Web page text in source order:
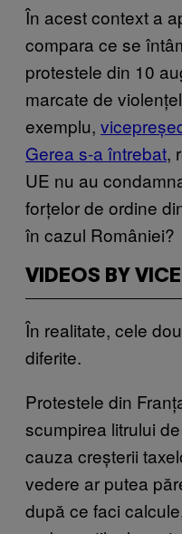
În acest context a
compara ce se
protestele din 10
marcate de
exemplu,
Gerea s-a întrebat,
UE nu au
forțelor de ordine
în cazul României?
VIDEOS BY VICE
În realitate, cele
diferite.
Protestele din
scumpirea litrului
cauza creșterii
vedere ar putea
după ce faci